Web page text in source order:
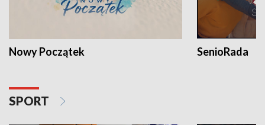
Nowy Początek SenioRada
SPORT